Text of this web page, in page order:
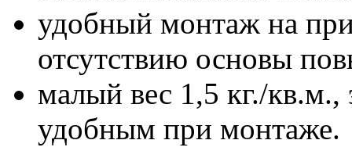
удобный монтаж на
отсутствию основы
малый вес 1,5 кг./кв.м.,
удобным при монтаже.